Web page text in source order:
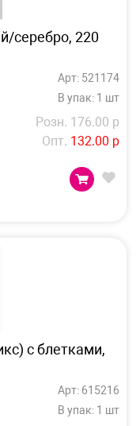
серебро, 220
Арт: 521174
В упак: 1 шт
Розн. 176.00 р
Опт. 132.00 р
с блетками,
Арт: 615216
В упак: 1 шт